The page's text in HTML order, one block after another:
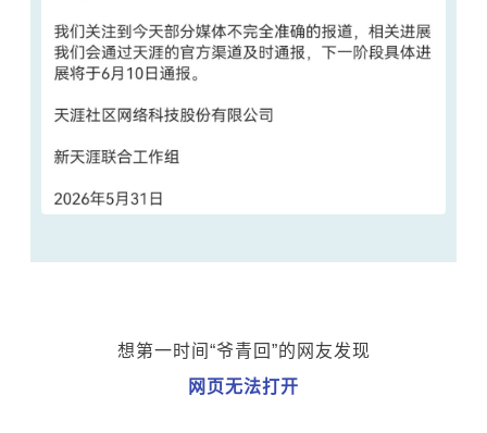
想第一时间“爷青回”的网友发现
网页无法打开